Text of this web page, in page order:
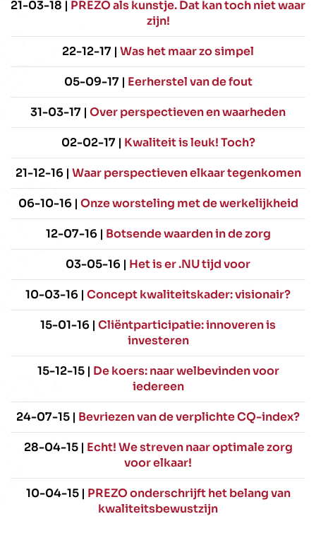
21-03-18 | PREZO als kunstje. Dat kan toch niet waar
zijn!
22-12-17 | Was het maar zo simpel
05-09-17 | Eerherstel van de fout
31-03-17 | Over perspectieven en waarheden
02-02-17 | Kwaliteit is leuk! Toch?
21-12-16 | Waar perspectieven elkaar tegenkomen
06-10-16 | Onze worsteling met de werkelijkheid
12-07-16 | Botsende waarden in de zorg
03-05-16 | Het is er .NU tijd voor
10-03-16 | Concept kwaliteitskader: visionair?
15-01-16 | Cliëntparticipatie: innoveren is
investeren
15-12-15 | De koers: naar welbevinden voor
iedereen
24-07-15 | Bevriezen van de verplichte CQ-index?
28-04-15 | Echt! We streven naar optimale zorg
voor elkaar!
10-04-15 | PREZO onderschrijft het belang van
kwaliteitsbewustzijn